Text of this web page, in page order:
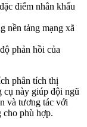
điểm nhân khẩu
nền tảng mạng xã
phản hồi của
phân tích thị
cụ này giúp đội ngũ
và tương tác với
cho phù hợp.